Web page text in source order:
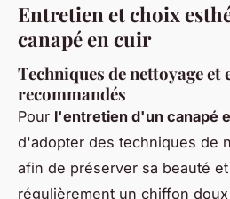
Entretien et choix
canapé en cuir
Techniques de nettoyage
recommandés
Pour l'entretien d'un canapé
d'adopter des techniques de
afin de préserver sa beauté
régulièrement un chiffon